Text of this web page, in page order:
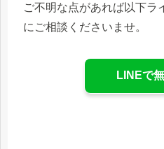
ご不明な点があれば以下ラ
にご相談くださいませ。
LINEで